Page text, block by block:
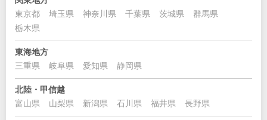
東京都
埼玉県 神奈川県 千葉県 茨城県
群馬県
栃木県
東海地方
三重県
岐阜県 愛知県 静岡県
北陸・甲信越
富山県
山梨県 新潟県 石川県 福井県 長野県